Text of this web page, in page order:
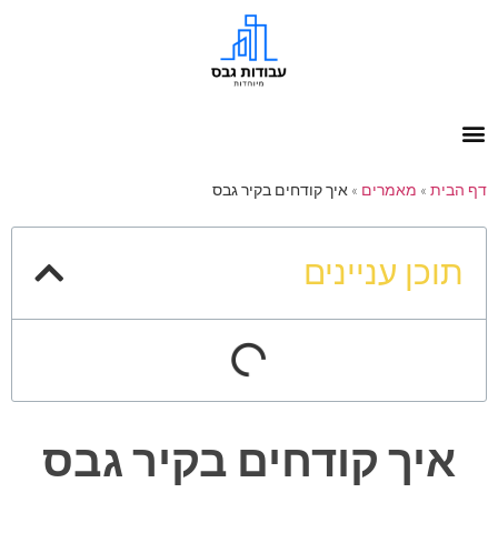
דף הבית » מאמרים » איך קודחים בקיר גבס
תוכן עניינים
איך קודחים בקיר גבס